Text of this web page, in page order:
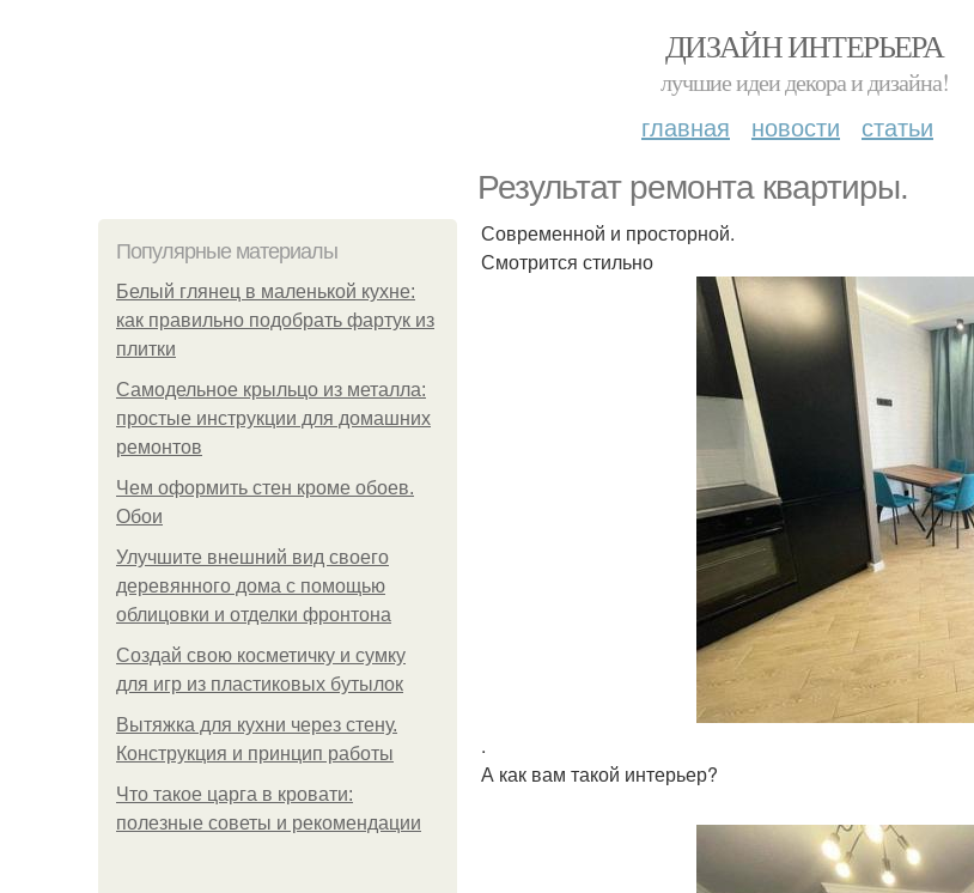
ДИЗАЙН ИНТЕРЬЕРА
лучшие идеи декора и дизайна!
главная новости статьи
Результат ремонта квартиры.
Популярные материалы
Белый глянец в маленькой кухне:
как правильно подобрать фартук из
плитки
Самодельное крыльцо из металла:
простые инструкции для домашних
ремонтов
Чем оформить стен кроме обоев.
Обои
Улучшите внешний вид своего
деревянного дома с помощью
облицовки и отделки фронтона
Создай свою косметичку и сумку
для игр из пластиковых бутылок
Вытяжка для кухни через стену.
Конструкция и принцип работы
Что такое царга в кровати:
полезные советы и рекомендации
Современной и просторной.
Смотрится стильно
.
А как вам такой интерьер?